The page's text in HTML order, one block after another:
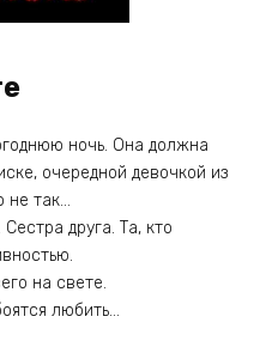
ночь. Она должна
очередной девочкой из
не так…
друга. Та, кто
на свете.
любить…